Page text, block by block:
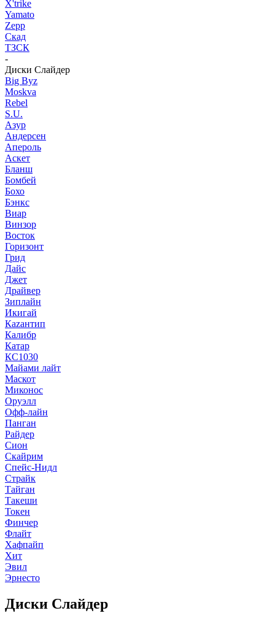
X'trike
Yamato
Zepp
Скад
ТЗСК
-
Диски Слайдер
Big Byz
Moskva
Rebel
S.U.
Азур
Андерсен
Апероль
Аскет
Бланш
Бомбей
Бохо
Бэнкс
Виар
Винзор
Восток
Горизонт
Грид
Дайс
Джет
Драйвер
Зиплайн
Икигай
Кazaнтип
Калибр
Катар
КС1030
Майами лайт
Маскот
Миконос
Оруэлл
Офф-лайн
Панган
Райдер
Сион
Скайрим
Спейс-Нидл
Страйк
Тайган
Такеши
Токен
Финчер
Флайт
Хафпайп
Хит
Эвил
Эрнесто
Диски Слайдер